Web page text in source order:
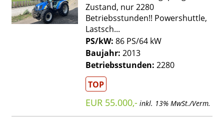
Zustand, nur 2280
Betriebsstunden!! Powershuttle,
Lastsch...
PS/kW: 86 PS/64 kW
Baujahr: 2013
Betriebsstunden: 2280
TOP
EUR 55.000,- inkl. 13% MwSt./Verm.